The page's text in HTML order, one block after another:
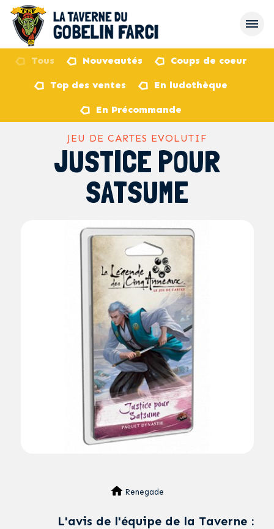
Tous Nouveautés Coups de coeur
Top des ventes En ludothèque
En Précommande
JEU DE CARTES EVOLUTIF
JUSTICE POUR
SATSUME
Renegade
L'avis de l'équipe de la Taverne :